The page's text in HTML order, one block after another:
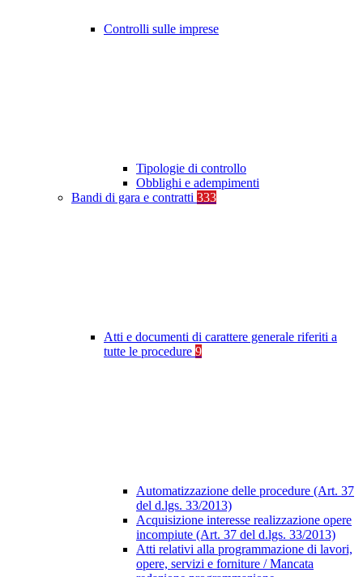
Controlli sulle imprese
Tipologie di controllo
Obblighi e adempimenti
Bandi di gara e contratti 333
Atti e documenti di carattere generale riferiti a
tutte le procedure 9
Automatizzazione delle procedure (Art. 37
del d.lgs. 33/2013)
Acquisizione interesse realizzazione opere
incompiute (Art. 37 del d.lgs. 33/2013)
Atti relativi alla programmazione di lavori,
opere, servizi e forniture / Mancata